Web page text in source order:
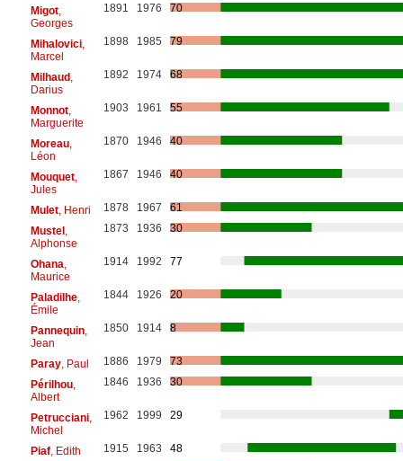
Migot,
Georges
1891 1976 70
Mihalovici,
Marcel
1898 1985 79
Milhaud,
Darius
1892 1974 68
Monnot,
Marguerite
1903 1961 55
Moreau,
Léon
1870 1946 40
Mouquet,
Jules
1867 1946 40
Mulet, Henri 1878 1967
61
Mustel,
Alphonse
1873 1936 30
Ohana
Maurice
1914 1992 77
Paladilhe,
Émile
1844 1926 20
Pannequin,
Jean
1850 1914 8
Paray, Paul 1886 1979
73
Périlhou,
Albert
1846 1936 30
Petrucciani,
Michel
1962 1999 29
Piaf, Edith 1915 1963
48